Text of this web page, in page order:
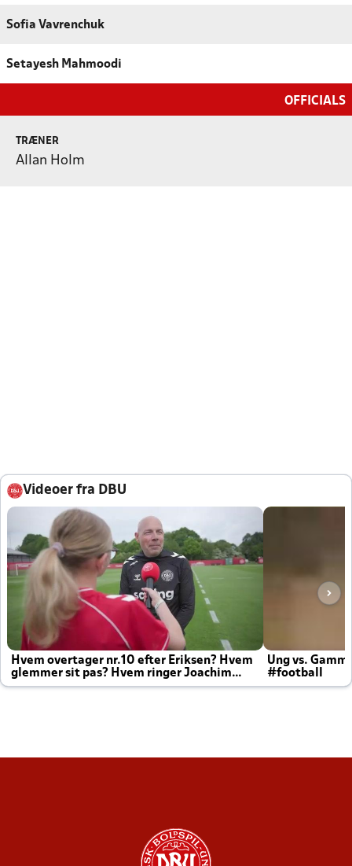
Sofia Vavrenchuk
Setayesh Mahmoodi
OFFICIALS
TRÆNER
Allan Holm
Videoer fra DBU
Hvem overtager nr.10 efter Eriksen? Hvem
glemmer sit pas? Hvem ringer Joachim
altid til efter kampe?
Ung vs.
#football